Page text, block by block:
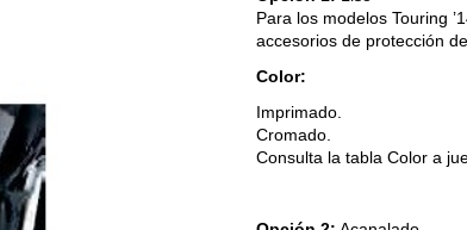
Para los modelos Touring
accesorios de protección
Color:
Imprimado.
Cromado.
Consulta la tabla Color a